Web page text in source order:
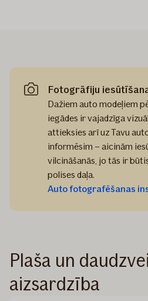
Fotogrāfiju
Dažiem auto modeļiem
iegādes ir vajadzīga
attieksies arī uz Tavu
informēsim – aicinām
vilcināšanās, jo tās ir
polises daļa.
Auto fotografēšanas
Plaša un
aizsardzība